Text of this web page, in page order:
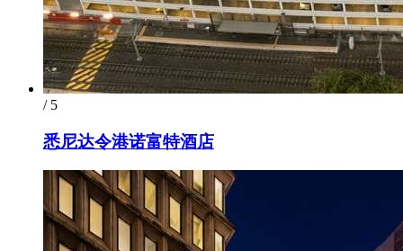
/ 5
悉尼达令港诺富特酒店